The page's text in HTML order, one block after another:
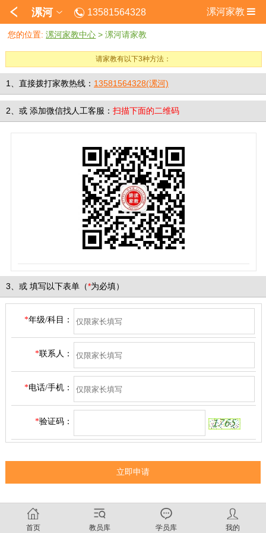
漯河 13581564328 漯河家教
您的位置:漯河家教中心 >漯河请家教
请家教有以下3种方法：
1、直接拨打家教热线： 13581564328(漯河)
2、 或 添加微信找人工客服： 扫描下面的二维码
3、 或 填写以下表单（*为必填）
*年级/科目：
*联系人：
*电话/手机：
*验证码：
首页 教员库 学员库 我的